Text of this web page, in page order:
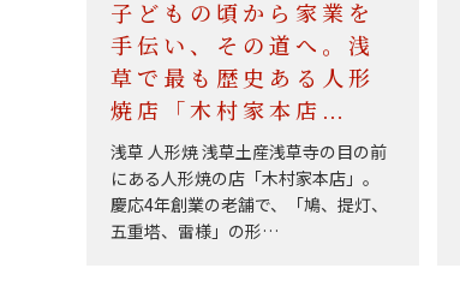
子どもの頃から家業を
手伝い、その道へ。浅
草で最も歴史ある人形
焼店「木村家本店…
浅草 人形焼 浅草土産浅草寺の目の前
にある人形焼の店「木村家本店」。
慶応4年創業の老舗で、「鳩、提灯、
五重塔、雷様」の形…